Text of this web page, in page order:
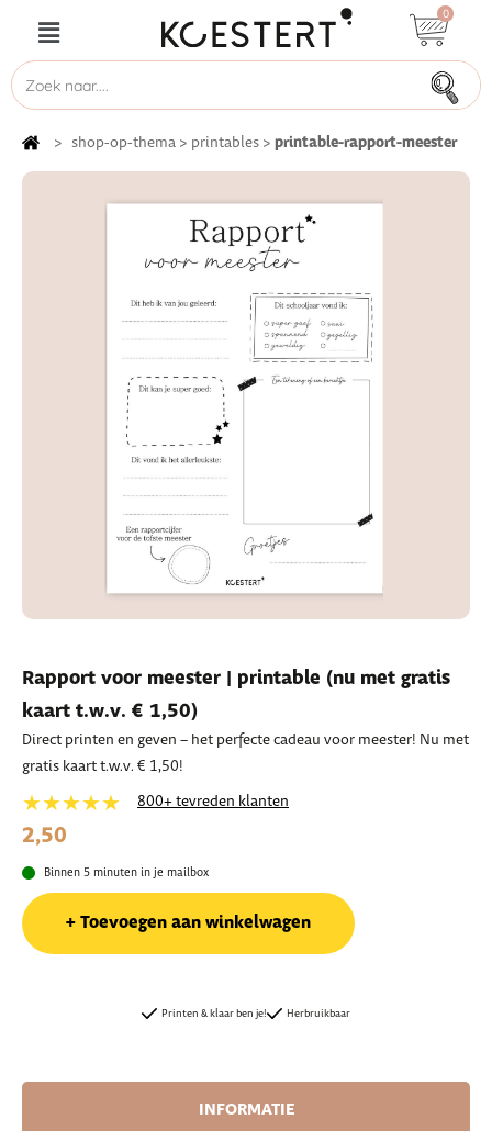
0
> shop-op-thema > printables > printable-rapport-meester
Rapport voor meester | printable (nu met gratis
kaart t.w.v. € 1,50)
Direct printen en geven – het perfecte cadeau voor meester! Nu met
gratis kaart t.w.v. € 1,50!
★★★★★ 800+ tevreden klanten
2,50
Binnen 5 minuten in je mailbox
Toevoegen aan winkelwagen
Printen & klaar ben je! Herbruikbaar
INFORMATIE